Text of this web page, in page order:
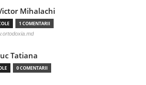
Mihalachi
1 COMENTARII
Tatiana
0 COMENTARII